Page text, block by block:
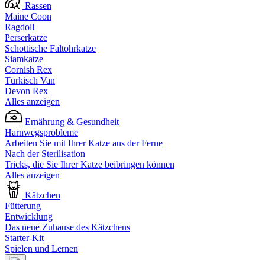
Rassen
Maine Coon
Ragdoll
Perserkatze
Schottische Faltohrkatze
Siamkatze
Cornish Rex
Türkisch Van
Devon Rex
Alles anzeigen
Ernährung & Gesundheit
Harnwegsprobleme
Arbeiten Sie mit Ihrer Katze aus der Ferne
Nach der Sterilisation
Tricks, die Sie Ihrer Katze beibringen können
Alles anzeigen
Kätzchen
Fütterung
Entwicklung
Das neue Zuhause des Kätzchens
Starter-Kit
Spielen und Lernen